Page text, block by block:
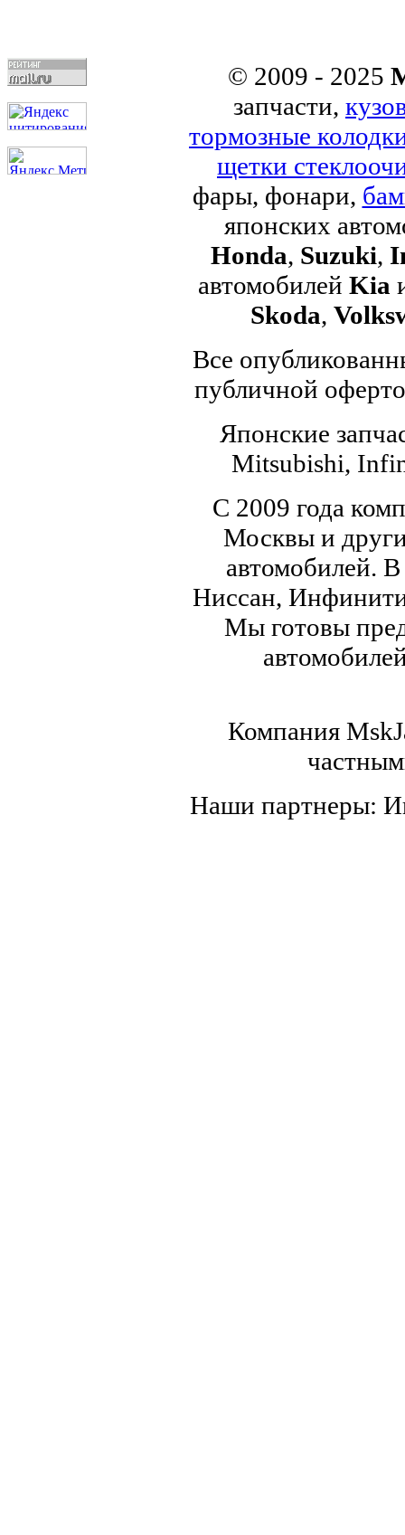
© 2009 - 2025
запчасти,
тормозные
щетки
фары, фонари,
японских
Honda, Suzuki,
автомобилей Kia
Skoda,
Все
публичной
Японские
Mitsubishi,
С 2009 года
Москвы и
автомобилей.
Ниссан,
Мы готовы
Компания
Наши партнеры: